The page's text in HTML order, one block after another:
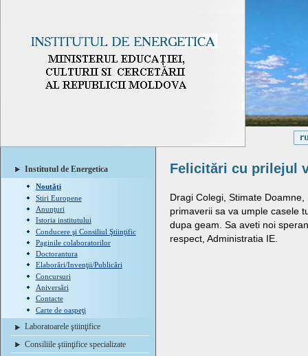
Institutul de Energetica
Noutăţi
Stiri Europene
Anunţuri
Istoria institutului
Conducere şi Consiliul Ştiinţific
Paginile colaboratorilor
Doctorantura
Elaborări/Invenţii/Publicări
Concursuri
Aniversări
Contacte
Carte de oaspeţi
Laboratoarele ştiinţifice
Consiliile ştiinţifice specializate
Felicitări cu prilejul
Dragi Colegi, Stimate
primaverii sa va umple casele
dupa geam. Sa aveti noi
respect, Administratia IE.